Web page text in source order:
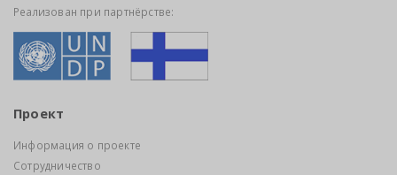
Реализован при партнёрстве:
Проект
Информация о проекте
Сотрудничество